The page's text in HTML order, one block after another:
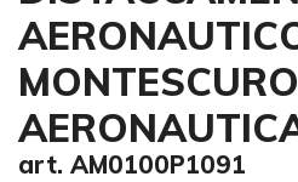
MONTESCURO
art. AM0100P1091